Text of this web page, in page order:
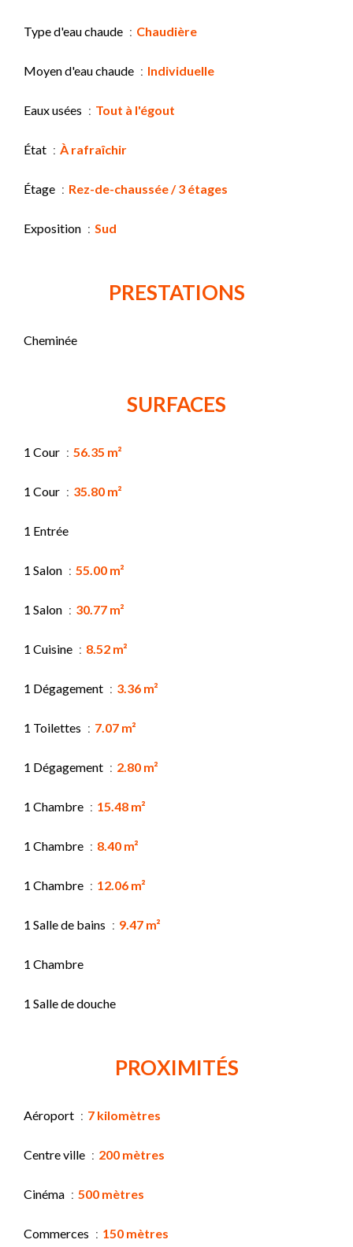
Type d'eau chaude Chaudière
Moyen d'eau chaude Individuelle
Eaux usées Tout à l'égout
État À rafraîchir
Étage Rez-de-chaussée / 3 étages
Exposition Sud
PRESTATIONS
Cheminée
SURFACES
1 Cour 56.35 m²
1 Cour 35.80 m²
1 Entrée
1 Salon 55.00 m²
1 Salon 30.77 m²
1 Cuisine 8.52 m²
1 Dégagement 3.36 m²
1 Toilettes 7.07 m²
1 Dégagement 2.80 m²
1 Chambre 15.48 m²
1 Chambre 8.40 m²
1 Chambre 12.06 m²
1 Salle de bains 9.47 m²
1 Chambre
1 Salle de douche
PROXIMITÉS
Aéroport 7 kilomètres
Centre ville 200 mètres
Cinéma 500 mètres
Commerces 150 mètres